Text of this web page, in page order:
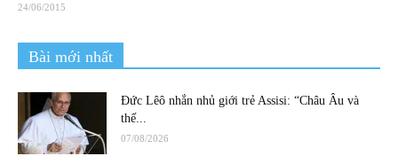
24/06/2015
Bài mới nhất
Đức Lêô nhắn nhủ giới trẻ Assisi: “Châu Âu và
thế...
07/08/2026